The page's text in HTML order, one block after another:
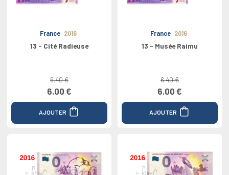
France 2016
13 - Cité Radieuse
6.40 €
6.00 €
AJOUTER
France 2016
13 - Musée Raimu
6.40 €
6.00 €
AJOUTER